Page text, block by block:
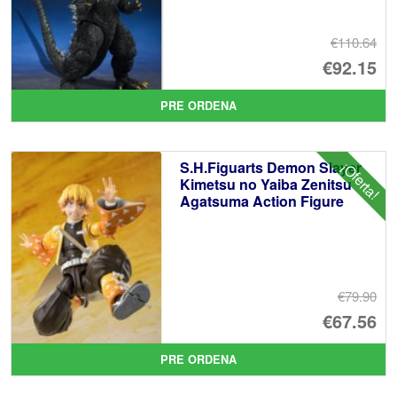
€110.64
El
€92.15
El
PRE ORDENA
¡Oferta!
S.H.Figuarts Demon Slayer
Kimetsu no Yaiba Zenitsu
Agatsuma Action Figure
€79.90
El
€67.56
El
PRE ORDENA